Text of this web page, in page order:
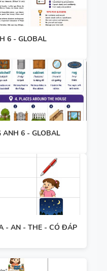
6 - GLOBAL
ANH 6 - GLOBAL
- AN - THE - CÓ ĐÁP